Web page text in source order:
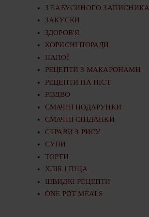
З БАБУСИНОГО ЗАПИСНИКА
ЗАКУСКИ
ЗДОРОВ'Я
КОРИСНІ ПОРАДИ
НАПОЇ
РЕЦЕПТИ З МАКАРОНАМИ
РЕЦЕПТИ НА ПІСТ
РІЗДВО
СМАЧНІ ПОДАРУНКИ
СМАЧНІ СНІДАНКИ
СТРАВИ З РИСУ
СУПИ
ТОРТИ
ХЛІБ І ПІЦА
ШВИДКІ РЕЦЕПТИ
ONE POT MEALS